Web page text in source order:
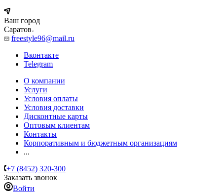
Ваш город
Саратов
freestyle96@mail.ru
Вконтакте
Telegram
О компании
Услуги
Условия оплаты
Условия доставки
Дисконтные карты
Оптовым клиентам
Контакты
Корпоративным и бюджетным организациям
...
+7 (8452) 320-300
Заказать звонок
Войти